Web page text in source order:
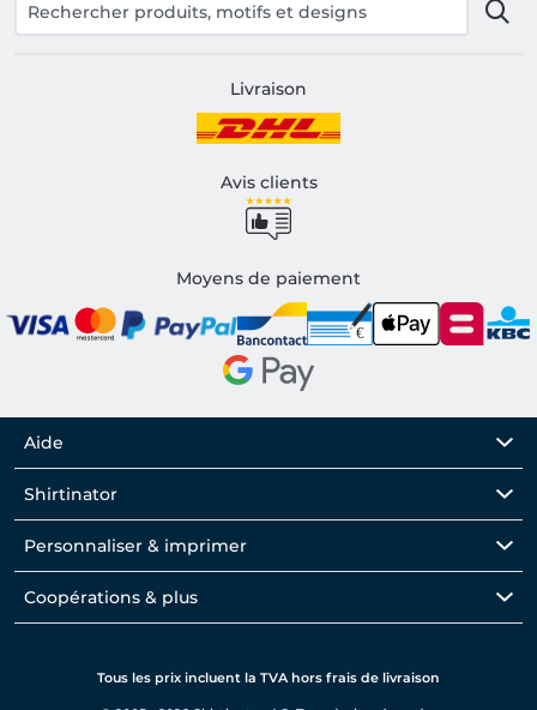
Livraison
Avis clients
Moyens de paiement
Aide
Shirtinator
Personnaliser & imprimer
Coopérations & plus
Tous les prix incluent la TVA hors frais de livraison